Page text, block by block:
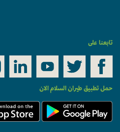
تابعنا على
حمل تطبيق طيران السلام الان